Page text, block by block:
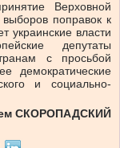
Верховной
поправок к
украинские власти
депутаты
с просьбой
демократические
и социально-
СКОРОПАДСКИЙ